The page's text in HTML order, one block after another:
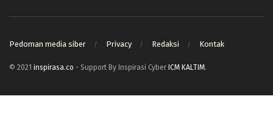
Pedoman media siber Privacy Redaksi Kontak
© 2021 inspirasa.co - Support By Inspirasi Cyber ICM KALTIM.